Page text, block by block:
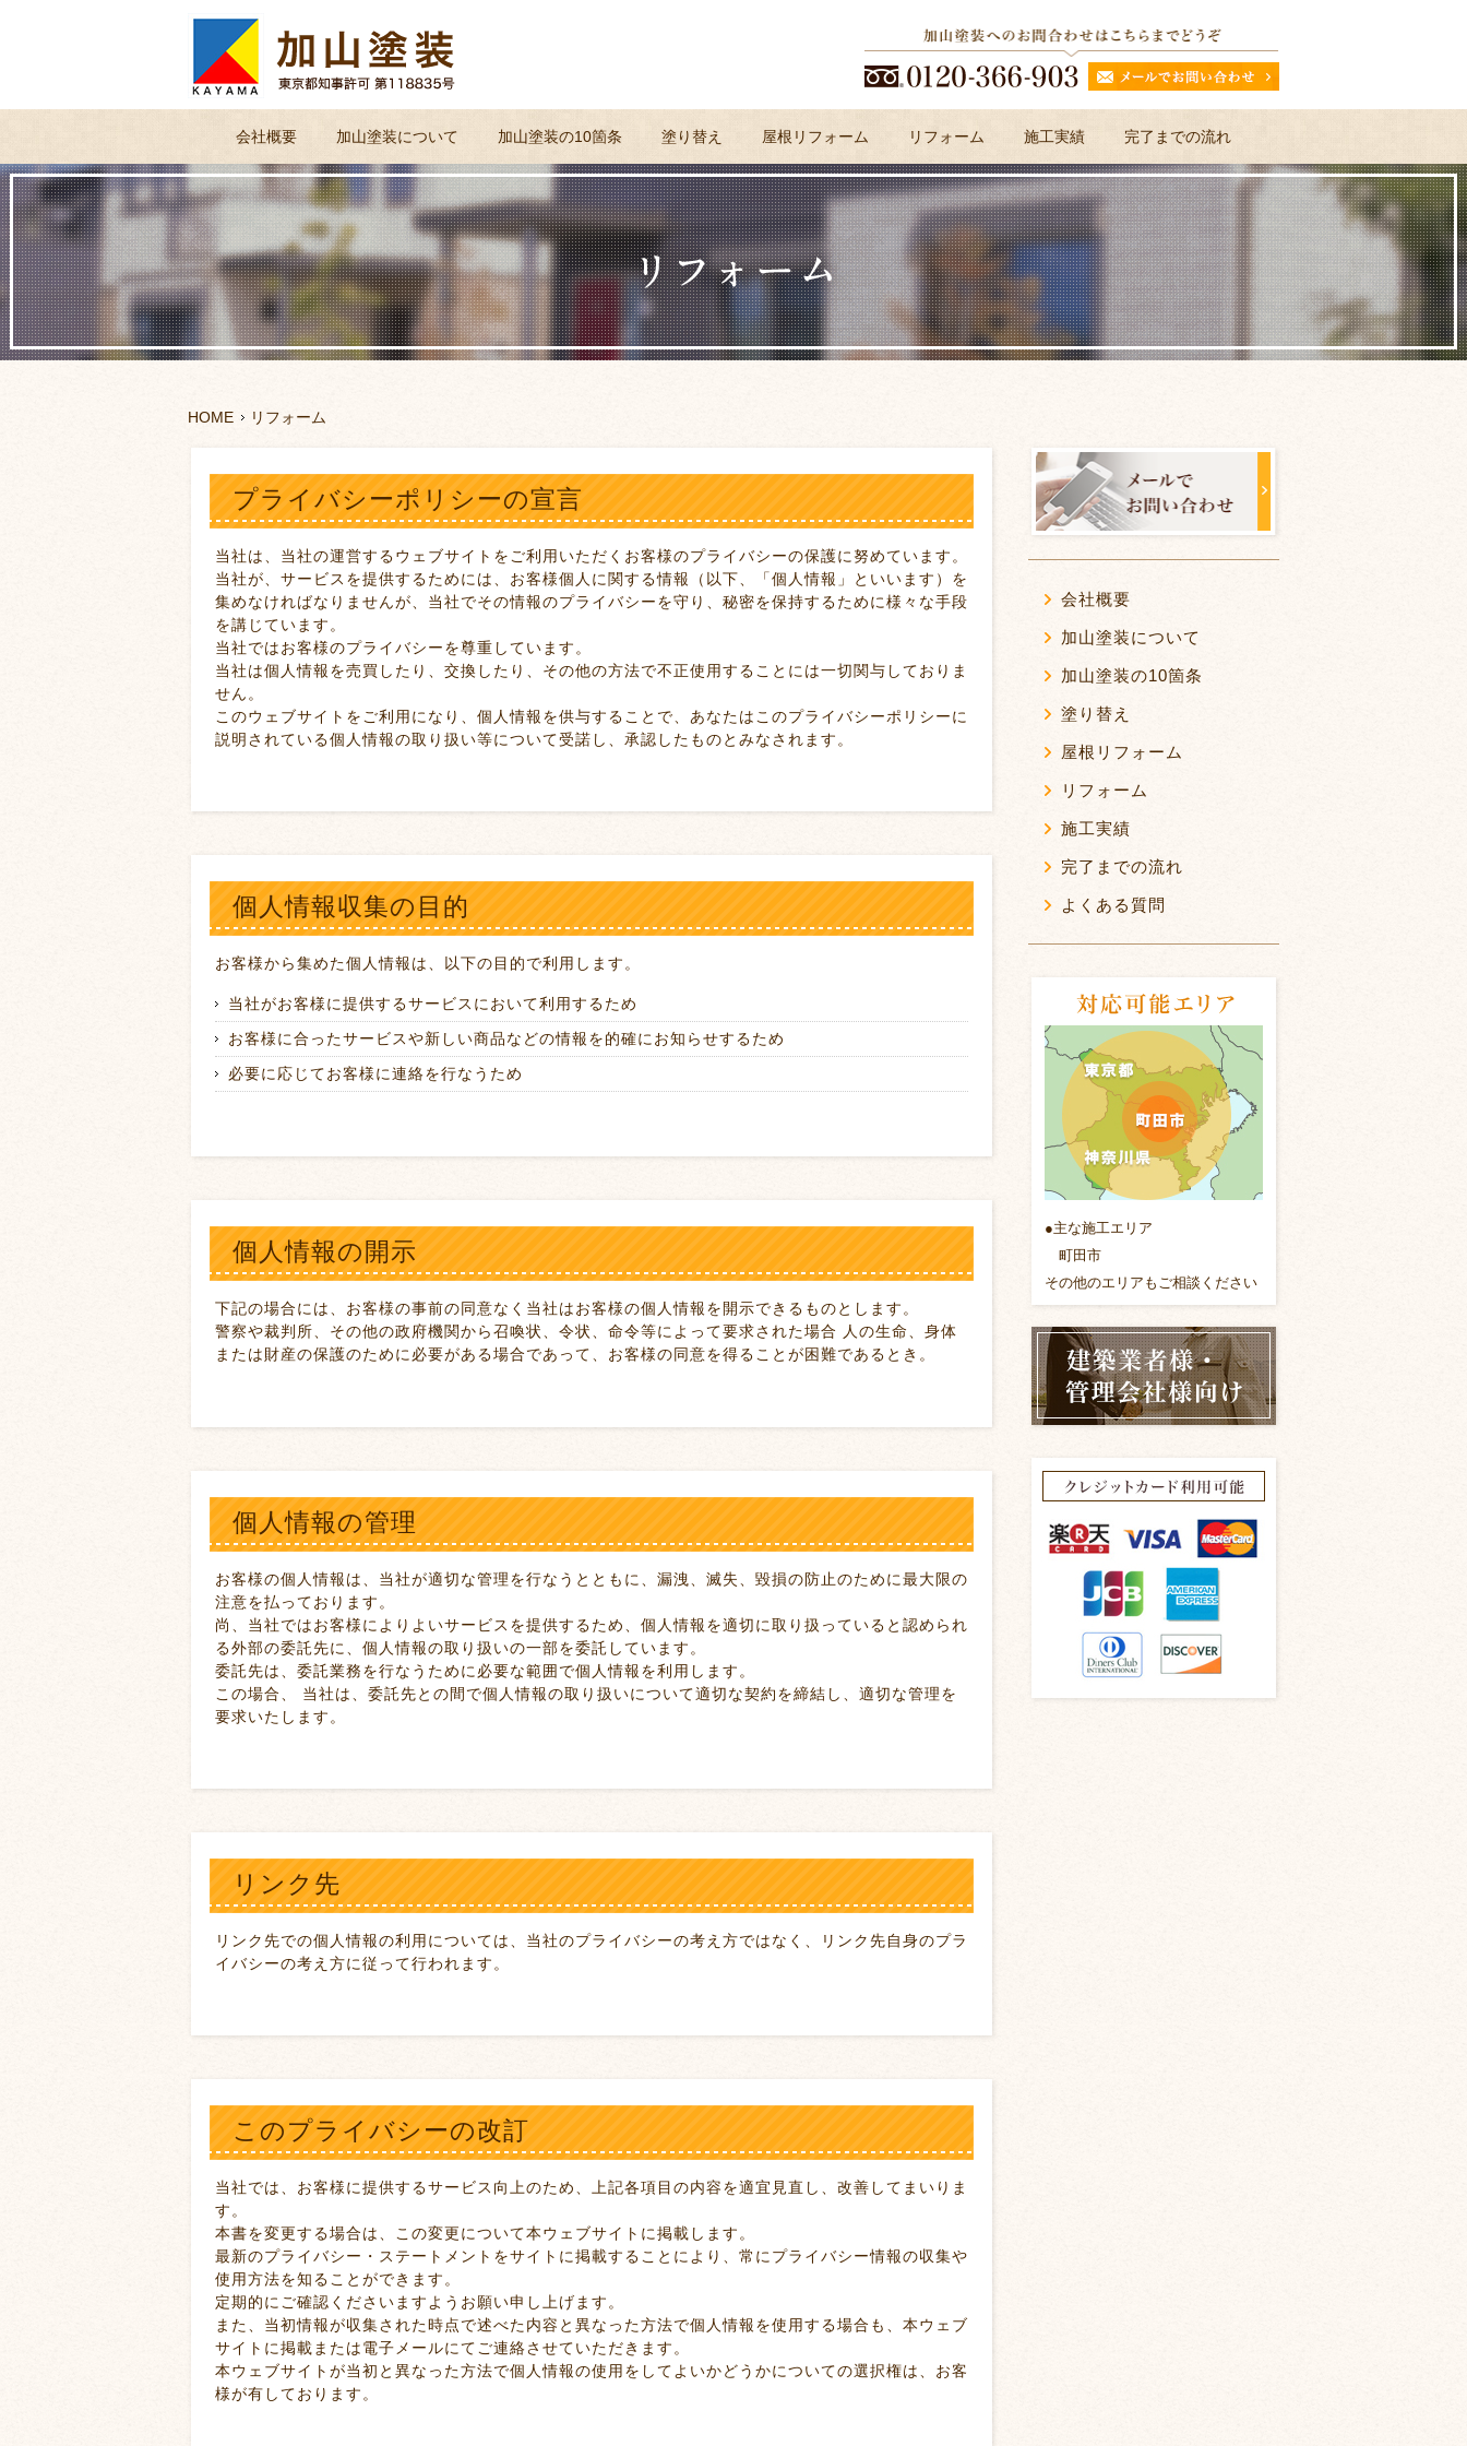
会社概要 加山塗装について 加山塗装の10箇条 塗り替え 屋根リフォーム リフォーム 施工実績 完了までの流れ
よくある質問
HOME リフォーム
プライバシーポリシーの宣言
当社は、当社の運営するウェブサイトをご利用いただくお客様のプライバシーの保護に努めています。
当社が、サービスを提供するためには、お客様個人に関する情報（以下、「個人情報」といいます）を
集めなければなりませんが、当社でその情報のプライバシーを守り、秘密を保持するために様々な手段
を講じています。
当社ではお客様のプライバシーを尊重しています。
当社は個人情報を売買したり、交換したり、その他の方法で不正使用することには一切関与しておりま
せん。
このウェブサイトをご利用になり、個人情報を供与することで、あなたはこのプライバシーポリシーに
説明されている個人情報の取り扱い等について受諾し、承認したものとみなされます。
個人情報収集の目的
お客様から集めた個人情報は、以下の目的で利用します。
当社がお客様に提供するサービスにおいて利用するため
お客様に合ったサービスや新しい商品などの情報を的確にお知らせするため
必要に応じてお客様に連絡を行なうため
個人情報の開示
下記の場合には、お客様の事前の同意なく当社はお客様の個人情報を開示できるものとします。
警察や裁判所、その他の政府機関から召喚状、令状、命令等によって要求された場合 人の生命、身体
または財産の保護のために必要がある場合であって、お客様の同意を得ることが困難であるとき。
個人情報の管理
お客様の個人情報は、当社が適切な管理を行なうとともに、漏洩、滅失、毀損の防止のために最大限の
注意を払っております。
尚、当社ではお客様によりよいサービスを提供するため、個人情報を適切に取り扱っていると認められ
る外部の委託先に、個人情報の取り扱いの一部を委託しています。
委託先は、委託業務を行なうために必要な範囲で個人情報を利用します。
この場合、 当社は、委託先との間で個人情報の取り扱いについて適切な契約を締結し、適切な管理を
要求いたします。
リンク先
リンク先での個人情報の利用については、当社のプライバシーの考え方ではなく、リンク先自身のプラ
イバシーの考え方に従って行われます。
このプライバシーの改訂
当社では、お客様に提供するサービス向上のため、上記各項目の内容を適宜見直し、改善してまいりま
す。
本書を変更する場合は、この変更について本ウェブサイトに掲載します。
最新のプライバシー・ステートメントをサイトに掲載することにより、常にプライバシー情報の収集や
使用方法を知ることができます。
定期的にご確認くださいますようお願い申し上げます。
また、当初情報が収集された時点で述べた内容と異なった方法で個人情報を使用する場合も、本ウェブ
サイトに掲載または電子メールにてご連絡させていただきます。
本ウェブサイトが当初と異なった方法で個人情報の使用をしてよいかどうかについての選択権は、お客
様が有しております。
会社概要
加山塗装について
加山塗装の10箇条
塗り替え
屋根リフォーム
リフォーム
施工実績
完了までの流れ
よくある質問
●主な施工エリア
町田市
その他のエリアもご相談ください